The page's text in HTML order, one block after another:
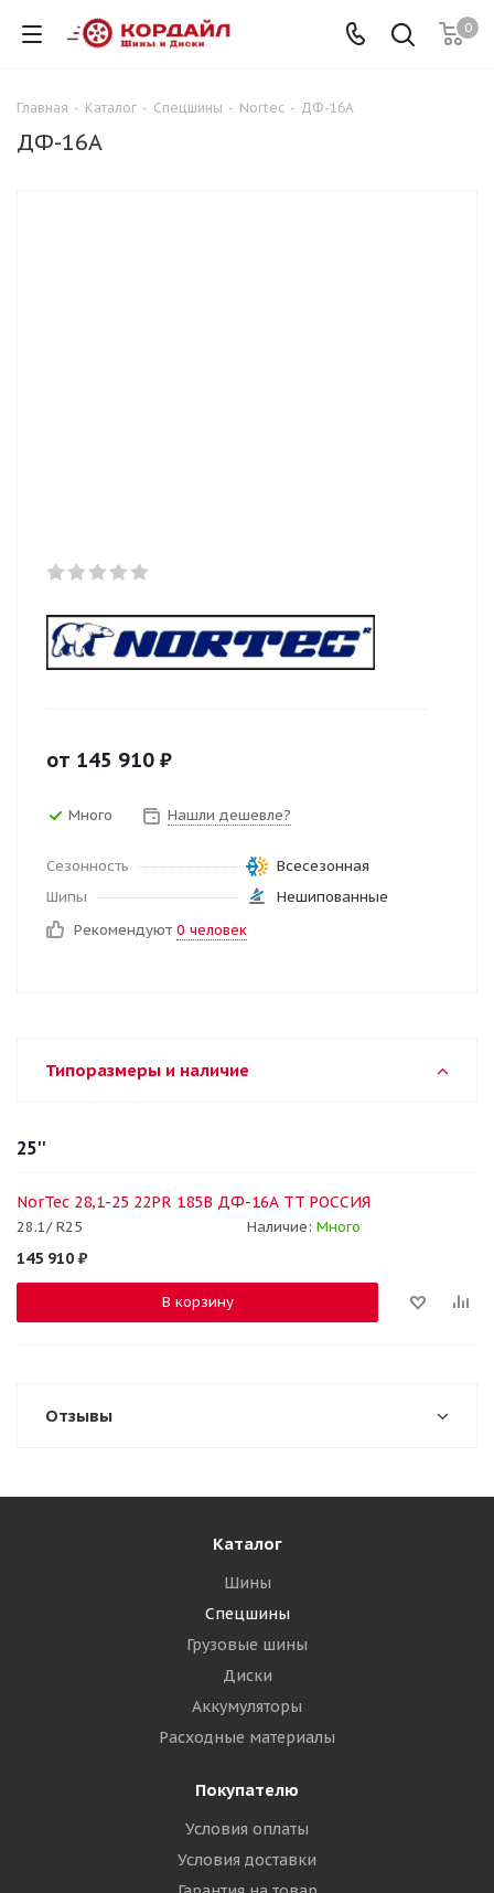
0
Главная - Каталог - Спецшины - Nortec - ДФ-16А
ДФ-16А
от 145 910 ₽
Много Нашли дешевле?
Сезонность
Всесезонная
Шипы
Нешипованные
Рекомендуют 0 человек
Типоразмеры и наличие
25''
NorTec 28,1-25 22PR 185B ДФ-16А TT РОССИЯ
28.1/ R25 Наличие: Много
145 910 ₽
В корзину
Отзывы
Каталог
Шины
Спецшины
Грузовые шины
Диски
Аккумуляторы
Расходные материалы
Покупателю
Условия оплаты
Условия доставки